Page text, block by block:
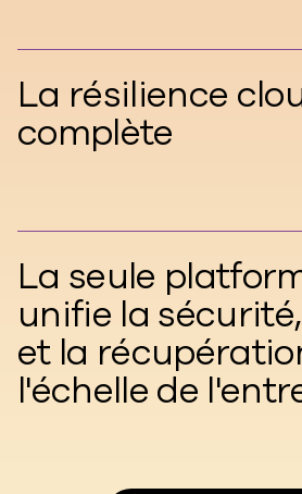
La résilience
complète
La seule
unifie la
et la
l'échelle de